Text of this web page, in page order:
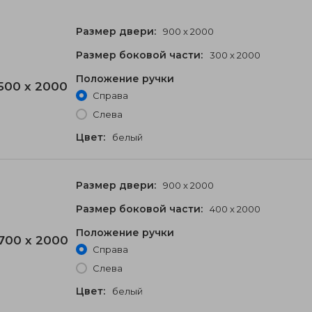
x 2000
Размер двери: 900 x 2000
Размер боковой части: 300 x 2000
Положение ручки
Справа
Слева
Цвет: белый
x 2000
Размер двери: 900 x 2000
Размер боковой части: 400 x 2000
Положение ручки
Справа
Слева
Цвет: белый